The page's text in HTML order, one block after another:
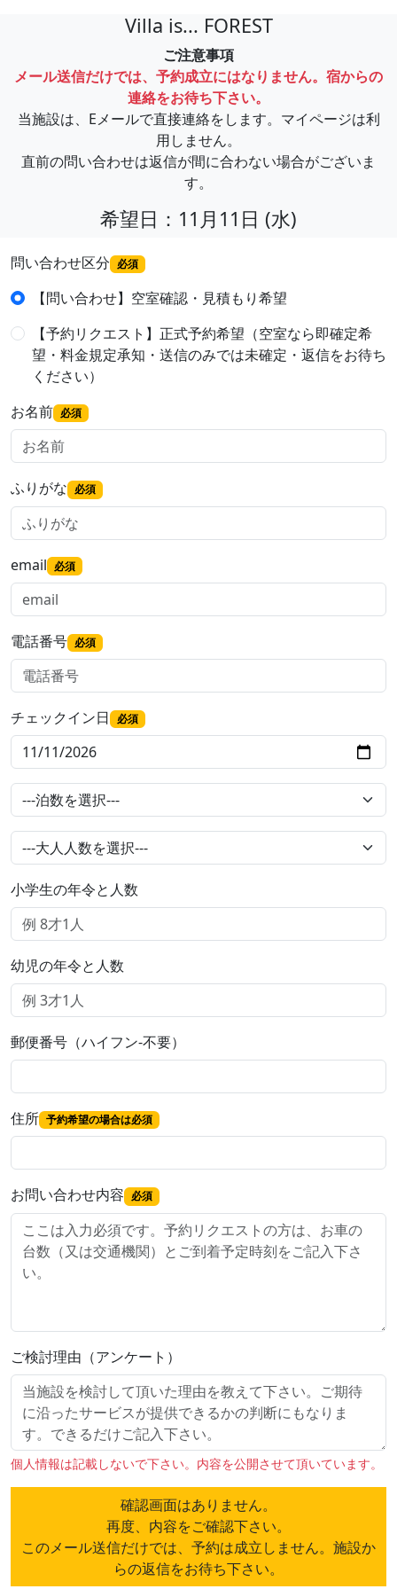
Villa is... FOREST
ご注意事項
メール送信だけでは、予約成立にはなりません。宿からの
連絡をお待ち下さい。
当施設は、Eメールで直接連絡をします。マイページは利
用しません。
直前の問い合わせは返信が間に合わない場合がございま
す。
希望日：11月11日 (水)
問い合わせ区分 必須
【問い合わせ】空室確認・見積もり希望
【予約リクエスト】正式予約希望（空室なら即確定希
望・料金規定承知・送信のみでは未確定・返信をお待ち
ください）
お名前 必須
ふりがな 必須
email 必須
電話番号 必須
チェックイン日 必須
小学生の年令と人数
幼児の年令と人数
郵便番号（ハイフン-不要）
住所 予約希望の場合は必須
お問い合わせ内容 必須
ご検討理由（アンケート）
個人情報は記載しないで下さい。内容を公開させて頂いています。
確認画面はありません。
再度、内容をご確認下さい。
このメール送信だけでは、予約は成立しません。施設か
らの返信をお待ち下さい。